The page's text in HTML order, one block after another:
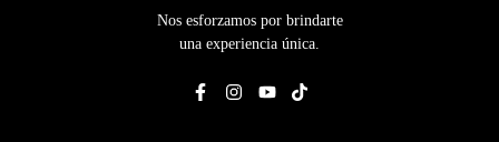
Nos esforzamos por brindarte
una experiencia única.